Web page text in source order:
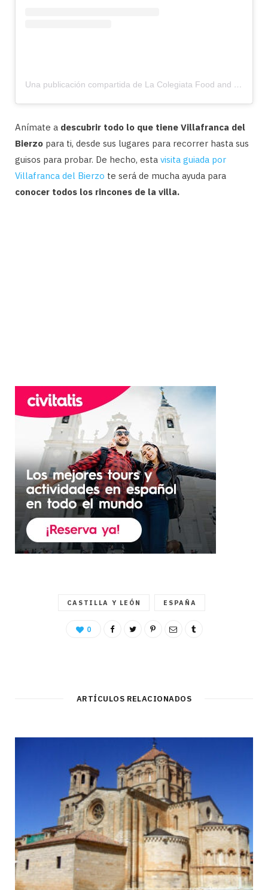
Una publicación compartida de La Colegiata Food and Drinks (@lacolegiata_foodanddrinks)
Anímate a descubrir todo lo que tiene Villafranca del
Bierzo para ti, desde sus lugares para recorrer hasta sus
guisos para probar. De hecho, esta visita guiada por
Villafranca del Bierzo te será de mucha ayuda para
conocer todos los rincones de la villa.
CASTILLA Y LEÓN ESPAÑA
0
ARTÍCULOS RELACIONADOS